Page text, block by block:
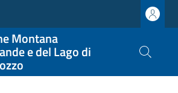
Montana
e del Lago di